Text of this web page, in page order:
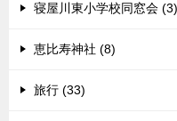
寝屋川東小学校同窓会 (3)
恵比寿神社 (8)
旅行 (33)